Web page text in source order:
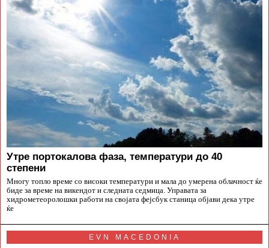
Утре портокалова фаза, температури до 40
степени
Многу топло време со високи температури и мала до умерена облачност ќе
биде за време на викендот и следната седмица. Управата за
хидрометеоролошки работи на својата фејсбук станица објави дека утре
ќе
EVN MACEDONIA